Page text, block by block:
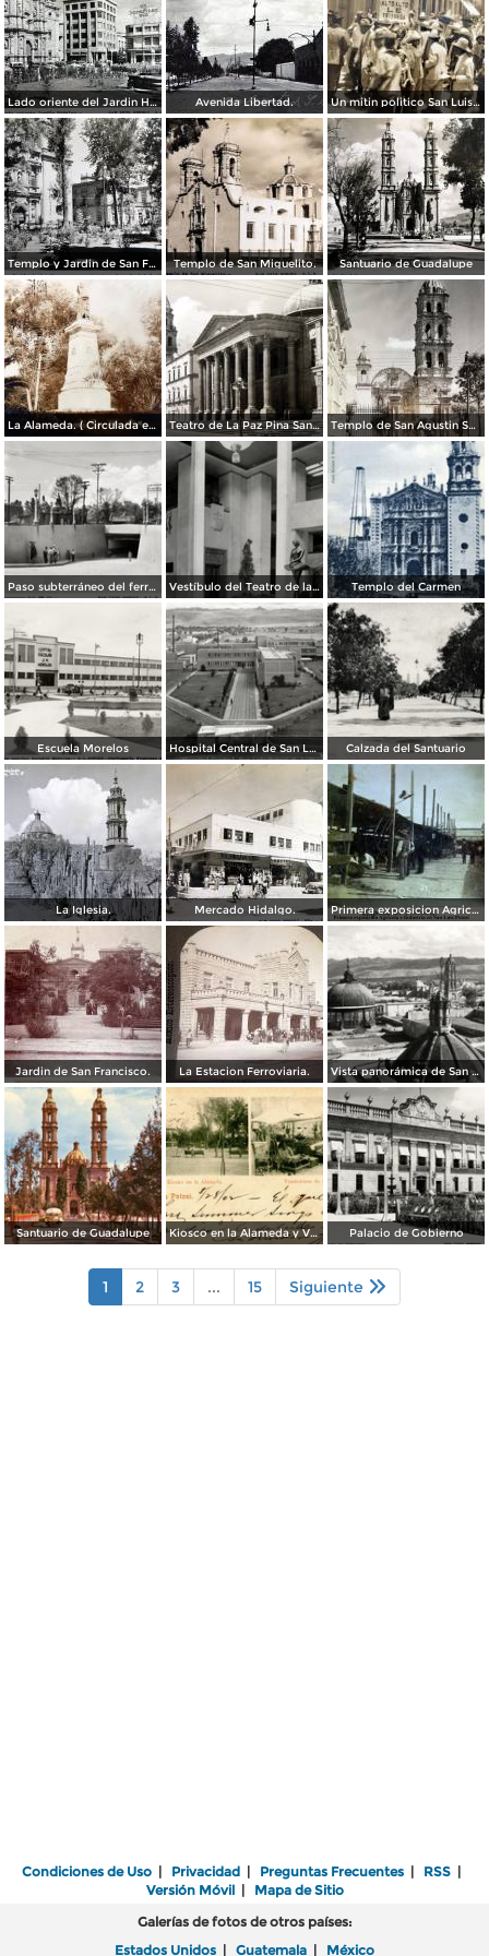
Lado oriente del Jardin Hidalgo. ( Circulada el 12 de Julio de 1957 ). Avenida Libertad. Un mitin politico San Luis Potosí 8 de Mayo de 1921
Templo y Jardin de San Francisco. Templo de San Miguelito. Santuario de Guadalupe
La Alameda. ( Circulada el 11 de Septiembre de 1923 ). Teatro de La Paz Pina San Luis Potosí. Templo de San Agustin San Luis Potosí
Paso subterráneo del ferrocarril Vestíbulo del Teatro de la Paz Templo del Carmen
Escuela Morelos Hospital Central de San Luis Potosí Calzada del Santuario
La Iglesia. Mercado Hidalgo. Primera exposicion Agricola e Industria en San Luis Potosi 15 de Septiembrede1906
Jardin de San Francisco. La Estacion Ferroviaria. Vista panorámica de San Luis Potosí
Santuario de Guadalupe Kiosco en la Alameda y Vendedores de Frutas Palacio de Gobierno
1 2 3 ... 15 Siguiente
Condiciones de Uso | Privacidad | Preguntas Frecuentes | RSS |
Versión Móvil| Mapa de Sitio
Galerías de fotos de otros países:
Estados Unidos | Guatemala | México